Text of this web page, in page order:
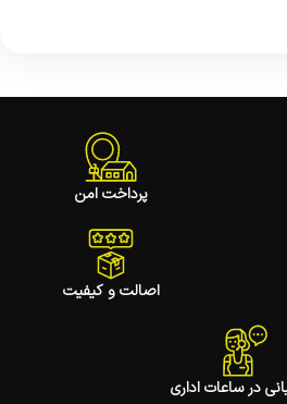
پرداخت امن
اصالت و کیفیت
در ساعات اداری